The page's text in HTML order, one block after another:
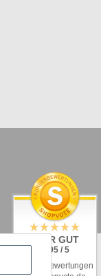
SEHR GUT
4.95 / 5
aus 93 Bewertungen